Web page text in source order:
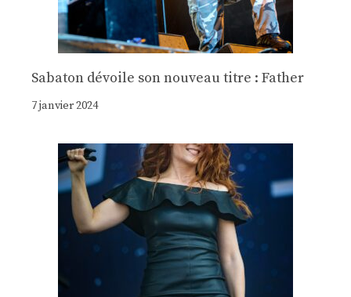
Sabaton dévoile son nouveau titre : Father
7 janvier 2024